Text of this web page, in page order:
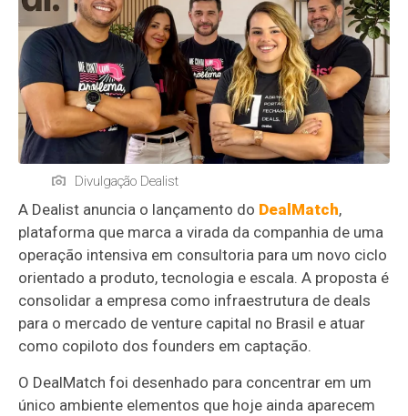
Divulgação Dealist
A Dealist anuncia o lançamento do DealMatch,
plataforma que marca a virada da companhia de uma
operação intensiva em consultoria para um novo ciclo
orientado a produto, tecnologia e escala. A proposta é
consolidar a empresa como infraestrutura de deals
para o mercado de venture capital no Brasil e atuar
como copiloto dos founders em captação.
O DealMatch foi desenhado para concentrar em um
único ambiente elementos que hoje ainda aparecem